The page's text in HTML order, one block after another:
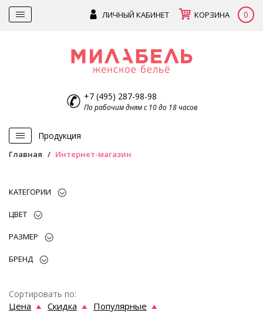
ЛИЧНЫЙ КАБИНЕТ КОРЗИНА 0
+7 (495) 287-98-98
По рабочим дням с 10 до 18 часов
Продукция
Главная Интернет-магазин
КАТЕГОРИИ
ЦВЕТ
РАЗМЕР
БРЕНД
Сортировать по:
Цена Скидка Популярные